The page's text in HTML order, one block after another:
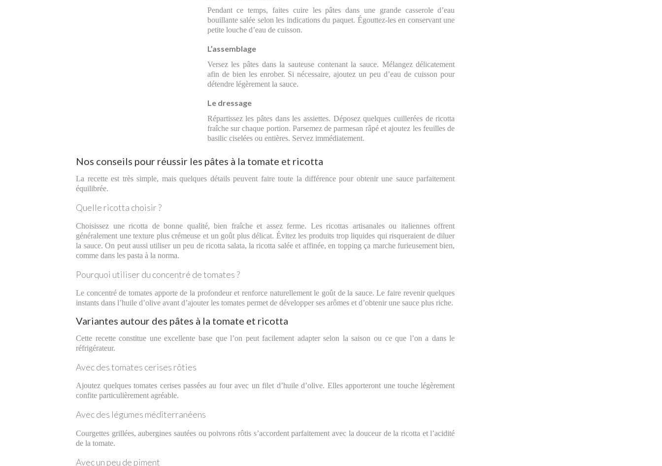
Pendant ce temps, faites cuire les pâtes dans une grande casserole d’eau
bouillante salée selon les indications du paquet. Égouttez-les en conservant une
petite louche d’eau de cuisson.
L’assemblage
Versez les pâtes dans la sauteuse contenant la sauce. Mélangez délicatement
afin de bien les enrober. Si nécessaire, ajoutez un peu d’eau de cuisson pour
détendre légèrement la sauce.
Le dressage
Répartissez les pâtes dans les assiettes. Déposez quelques cuillerées de ricotta
fraîche sur chaque portion. Parsemez de parmesan râpé et ajoutez les feuilles de
basilic ciselées ou entières. Servez immédiatement.
Nos conseils pour réussir les pâtes à la tomate et ricotta
La recette est très simple, mais quelques détails peuvent faire toute la différence pour obtenir une sauce parfaitement
équilibrée.
Quelle ricotta choisir ?
Choisissez une ricotta de bonne qualité, bien fraîche et assez ferme. Les ricottas artisanales ou italiennes offrent
généralement une texture plus crémeuse et un goût plus délicat. Évitez les produits trop liquides qui risqueraient de diluer
la sauce. On peut aussi utiliser un peu de ricotta salata, la ricotta salée et affinée, en topping ça marche furieusement bien,
comme dans les pasta à la norma.
Pourquoi utiliser du concentré de tomates ?
Le concentré de tomates apporte de la profondeur et renforce naturellement le goût de la sauce. Le faire revenir quelques
instants dans l’huile d’olive avant d’ajouter les tomates permet de développer ses arômes et d’obtenir une sauce plus riche.
Variantes autour des pâtes à la tomate et ricotta
Cette recette constitue une excellente base que l’on peut facilement adapter selon la saison ou ce que l’on a dans le
réfrigérateur.
Avec des tomates cerises rôties
Ajoutez quelques tomates cerises passées au four avec un filet d’huile d’olive. Elles apporteront une touche légèrement
confite particulièrement agréable.
Avec des légumes méditerranéens
Courgettes grillées, aubergines sautées ou poivrons rôtis s’accordent parfaitement avec la douceur de la ricotta et l’acidité
de la tomate.
Avec un peu de piment